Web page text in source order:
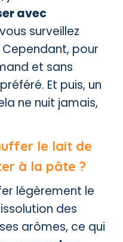
avec
surveillez
pour
et sans
Et puis, un
ne nuit jamais,
le lait de
à la pâte ?
légèrement le
des
arômes, ce qui